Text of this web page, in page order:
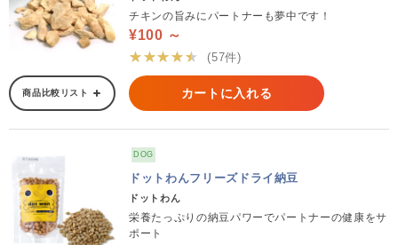
チキンの旨みにパートナーも夢中です！
¥100 ～
★★★★★
(57件)
商品比較リスト カートに入れる
DOG
ドットわんフリーズドライ納豆
ドットわん
栄養たっぷりの納豆パワーでパートナーの健康をサ
ポート